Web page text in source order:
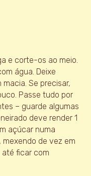
e corte-os ao meio.
água. Deixe
Se precisar,
Passe tudo por
– guarde algumas
deve render 1
açúcar numa
de vez em
até ficar com